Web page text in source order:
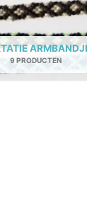
9 PRODUCTEN